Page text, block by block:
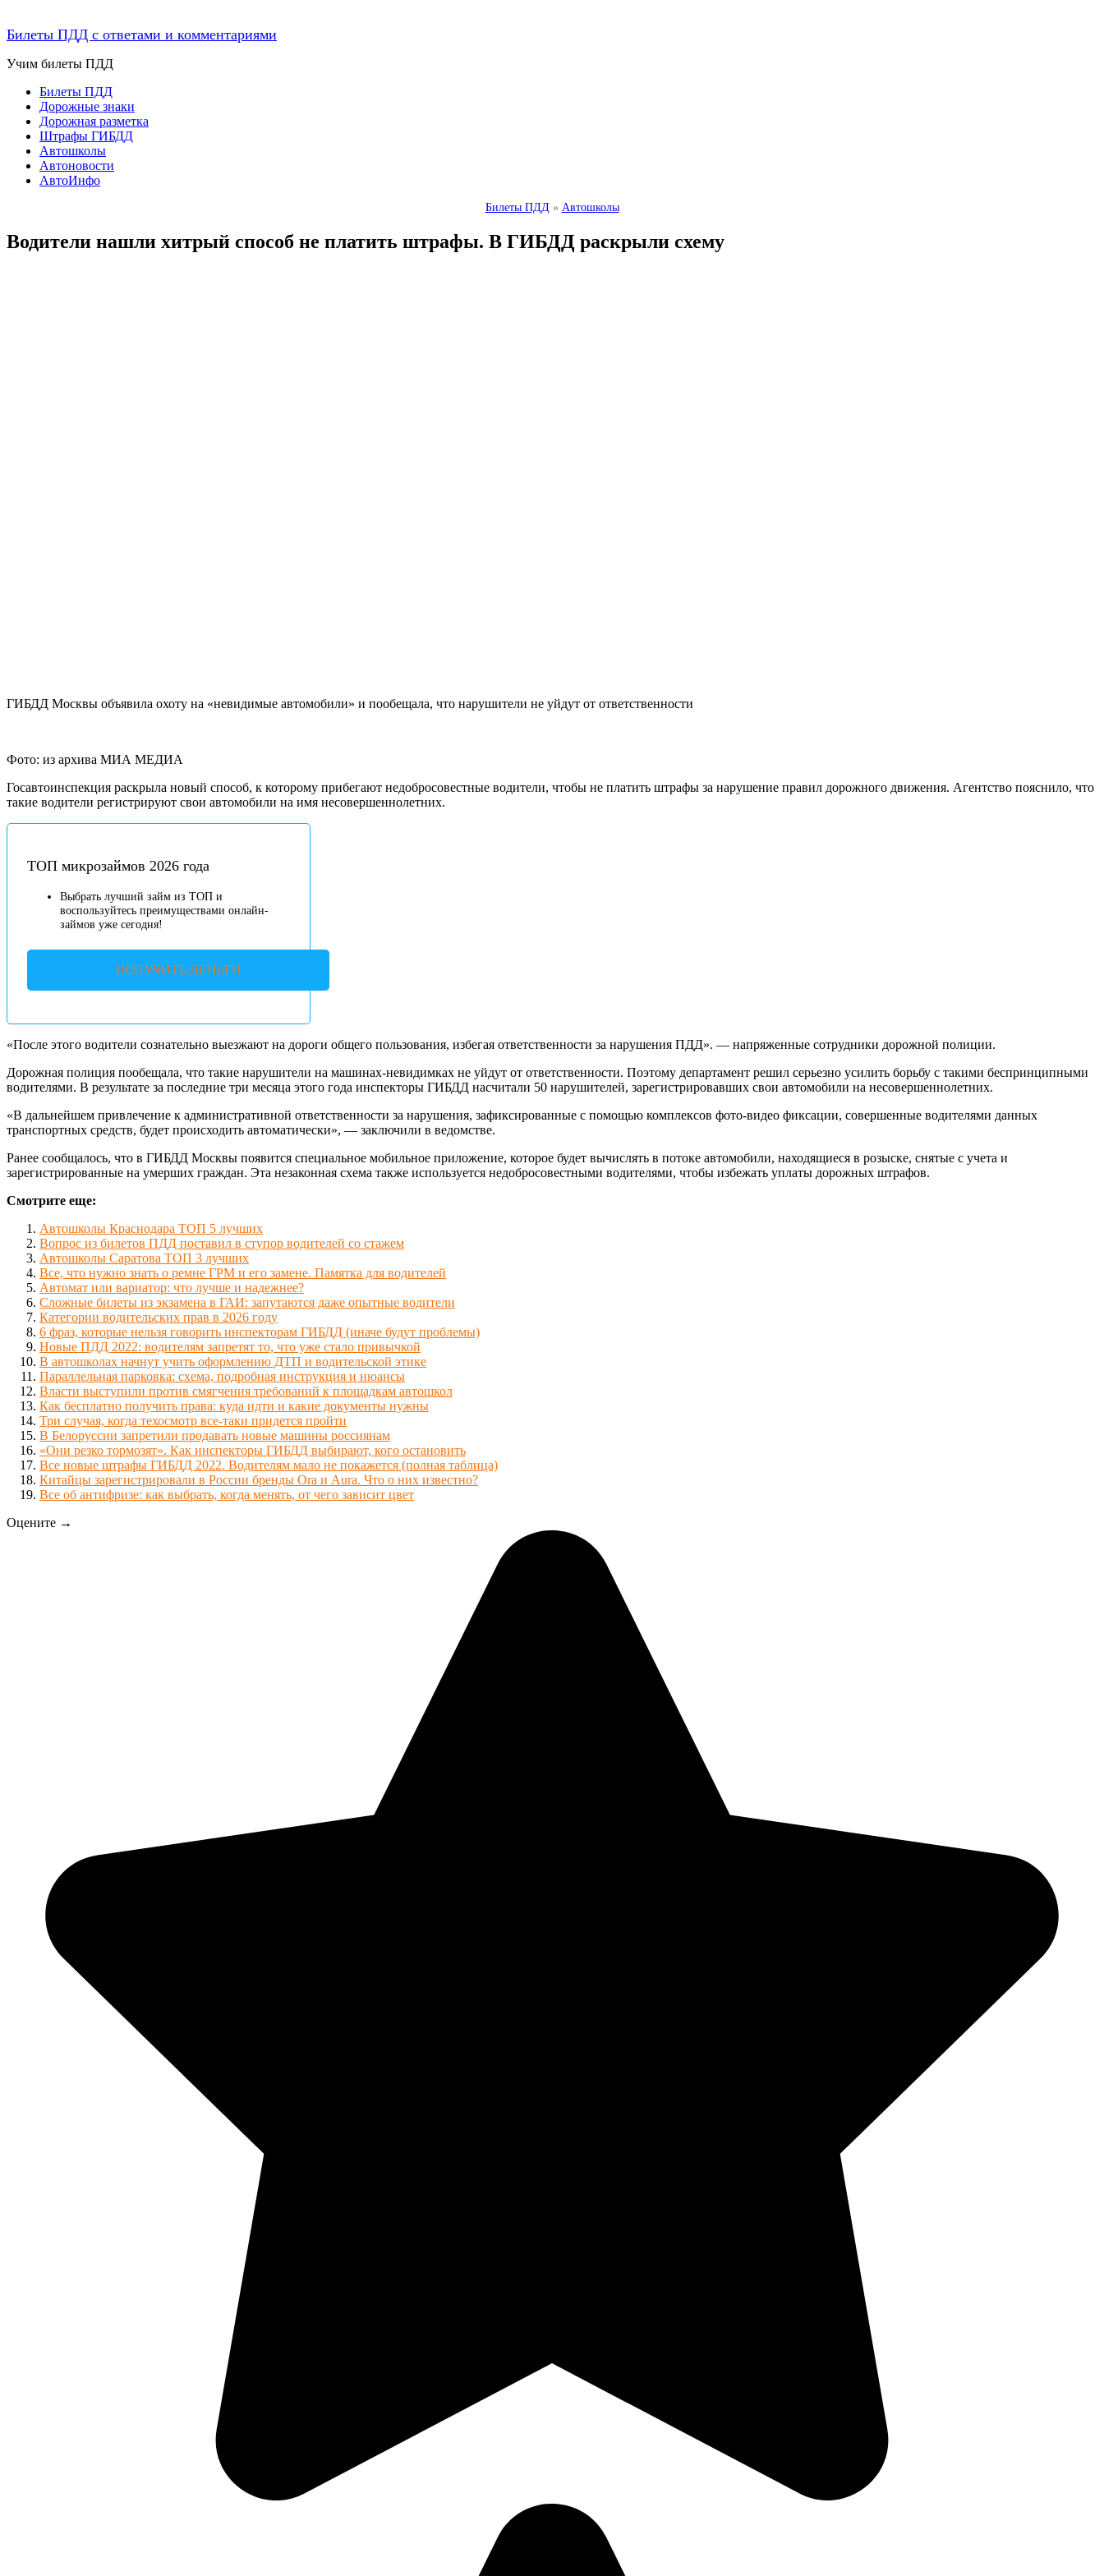
Билеты ПДД с ответами и комментариями
Учим билеты ПДД
Билеты ПДД
Дорожные знаки
Дорожная разметка
Штрафы ГИБДД
Автошколы
Автоновости
АвтоИнфо
Билеты ПДД » Автошколы
Водители нашли хитрый способ не платить штрафы. В ГИБДД раскрыли схему
ГИБДД Москвы объявила охоту на «невидимые автомобили» и пообещала, что нарушители не уйдут от ответственности
Фото: из архива МИА МЕДИА
Госавтоинспекция раскрыла новый способ, к которому прибегают недобросовестные водители, чтобы не платить штрафы за нарушение правил дорожного движения. Агентство пояснило, что
такие водители регистрируют свои автомобили на имя несовершеннолетних.
ТОП микрозаймов 2026 года
Выбрать лучший займ из ТОП и
воспользуйтесь преимуществами онлайн-
займов уже сегодня!
ПОЛУЧИТЬ ДЕНЬГИ
«После этого водители сознательно выезжают на дороги общего пользования, избегая ответственности за нарушения ПДД». — напряженные сотрудники дорожной полиции.
Дорожная полиция пообещала, что такие нарушители на машинах-невидимках не уйдут от ответственности. Поэтому департамент решил серьезно усилить борьбу с такими беспринципными
водителями. В результате за последние три месяца этого года инспекторы ГИБДД насчитали 50 нарушителей, зарегистрировавших свои автомобили на несовершеннолетних.
«В дальнейшем привлечение к административной ответственности за нарушения, зафиксированные с помощью комплексов фото-видео фиксации, совершенные водителями данных
транспортных средств, будет происходить автоматически», — заключили в ведомстве.
Ранее сообщалось, что в ГИБДД Москвы появится специальное мобильное приложение, которое будет вычислять в потоке автомобили, находящиеся в розыске, снятые с учета и
зарегистрированные на умерших граждан. Эта незаконная схема также используется недобросовестными водителями, чтобы избежать уплаты дорожных штрафов.
Смотрите еще:
Автошколы Краснодара ТОП 5 лучших
Вопрос из билетов ПДД поставил в ступор водителей со стажем
Автошколы Саратова ТОП 3 лучших
Все, что нужно знать о ремне ГРМ и его замене. Памятка для водителей
Автомат или вариатор: что лучше и надежнее?
Сложные билеты из экзамена в ГАИ: запутаются даже опытные водители
Категории водительских прав в 2026 году
6 фраз, которые нельзя говорить инспекторам ГИБДД (иначе будут проблемы)
Новые ПДД 2022: водителям запретят то, что уже стало привычкой
В автошколах начнут учить оформлению ДТП и водительской этике
Параллельная парковка: схема, подробная инструкция и нюансы
Власти выступили против смягчения требований к площадкам автошкол
Как бесплатно получить права: куда идти и какие документы нужны
Три случая, когда техосмотр все-таки придется пройти
В Белоруссии запретили продавать новые машины россиянам
«Они резко тормозят». Как инспекторы ГИБДД выбирают, кого остановить
Все новые штрафы ГИБДД 2022. Водителям мало не покажется (полная таблица)
Китайцы зарегистрировали в России бренды Ora и Aura. Что о них известно?
Все об антифризе: как выбрать, когда менять, от чего зависит цвет
Оцените →